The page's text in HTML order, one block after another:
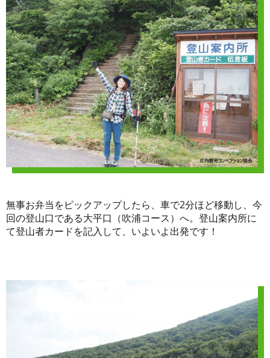
無事お弁当をピックアップしたら、車で2分ほど移動し、今
回の登山口である大平口（吹浦コース）へ。登山案内所に
て登山者カードを記入して、いよいよ出発です！